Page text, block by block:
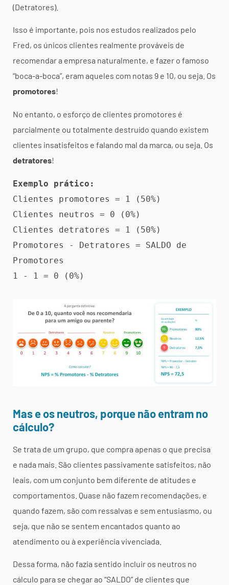
(Detratores).
Isso é importante, pois nos estudos realizados pelo
Fred, os únicos clientes realmente prováveis de
recomendar a empresa naturalmente, e fazer o famoso
“boca-a-boca”, eram aqueles com notas 9 e 10, ou seja. Os
promotores!
No entanto, o esforço de clientes promotores é
parcialmente ou totalmente destruído quando existem
clientes insatisfeitos e falando mal da marca, ou seja. Os
detratores!
Exemplo prático:
Clientes promotores = 1 (50%)
Clientes neutros = 0 (0%)
Clientes detratores = 1 (50%)
Promotores - Detratores = SALDO de
Promotores
1 - 1 = 0 (0%)
Mas e os neutros, porque não entram no
cálculo?
Se trata de um grupo, que compra apenas o que precisa
e nada mais. São clientes passivamente satisfeitos, não
leais, com um conjunto bem diferente de atitudes e
comportamentos. Quase não fazem recomendações, e
quando fazem, são com ressalvas e sem entusiasmo, ou
seja, que não se sentem encantados quanto ao
atendimento ou à experiência vivenciada.
Dessa forma, não fazia sentido incluir os neutros no
cálculo para se chegar ao “SALDO” de clientes que